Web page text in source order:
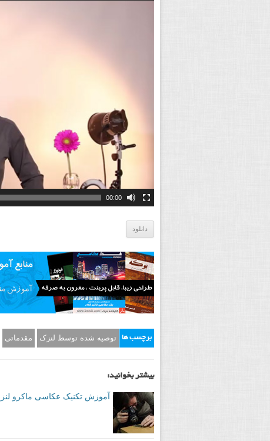
00:00
دانلود
برچسب ها توصیه شده توسط لنزک مقدماتی
بیشتر بخوانید:
آموزش تکنیک عکاسی ماکرو